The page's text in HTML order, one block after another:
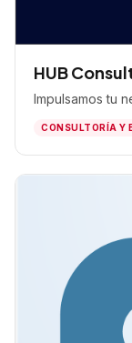
HUB
Impulsamos tu
CONSULTORÍA Y